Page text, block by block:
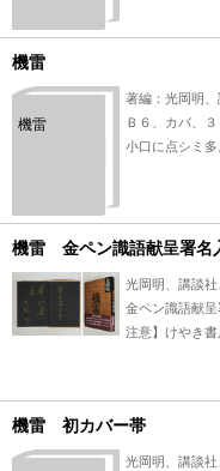
機雷
機雷
著編：光岡明、
Ｂ６、カバ、
小口に点シミ
機雷 金ペン識語献呈署
光岡明、講談
金ペン識語献
注意】けやき
（並）」と表
「状態」表記
上、状態の簡
欄の「中古品（
機雷 初カバー帯
光岡明、講談